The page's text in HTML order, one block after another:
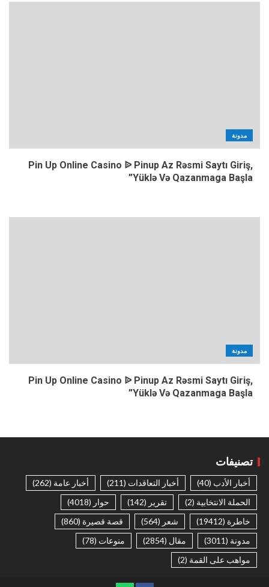
مدونة
Pin Up Online Casino ᐉ Pinup Az Rəsmi Saytı Giriş,
Yüklə Və Qazanmaga Başla”
مدونة
Pin Up Online Casino ᐉ Pinup Az Rəsmi Saytı Giriş,
Yüklə Və Qazanmaga Başla”
تصنيفات
أخبار الأدب (40) أخبار التعاقدات (211) أخبار عامة (262)
الحملة الانتخابية (2) تقرير (142) حوار (4018)
خاطرة (19412) شعر (564) قصة قصيرة (860)
مدونة (3011) مقال (2854) منوعات (78)
مواهب على القمة (2)